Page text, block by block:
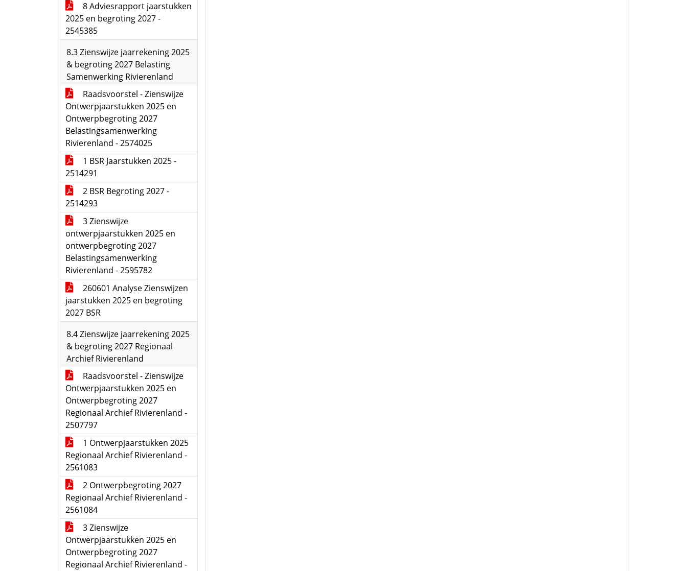
8 Adviesrapport jaarstukken
2025 en begroting 2027 -
2545385
8.3 Zienswijze jaarrekening 2025
& begroting 2027 Belasting
Samenwerking Rivierenland
Raadsvoorstel - Zienswijze
Ontwerpjaarstukken 2025 en
Ontwerpbegroting 2027
Belastingsamenwerking
Rivierenland - 2574025
1 BSR Jaarstukken 2025 -
2514291
2 BSR Begroting 2027 -
2514293
3 Zienswijze
ontwerpjaarstukken 2025 en
ontwerpbegroting 2027
Belastingsamenwerking
Rivierenland - 2595782
260601 Analyse Zienswijzen
jaarstukken 2025 en begroting
2027 BSR
8.4 Zienswijze jaarrekening 2025
& begroting 2027 Regionaal
Archief Rivierenland
Raadsvoorstel - Zienswijze
Ontwerpjaarstukken 2025 en
Ontwerpbegroting 2027
Regionaal Archief Rivierenland -
2507797
1 Ontwerpjaarstukken 2025
Regionaal Archief Rivierenland -
2561083
2 Ontwerpbegroting 2027
Regionaal Archief Rivierenland -
2561084
3 Zienswijze
Ontwerpjaarstukken 2025 en
Ontwerpbegroting 2027
Regionaal Archief Rivierenland -